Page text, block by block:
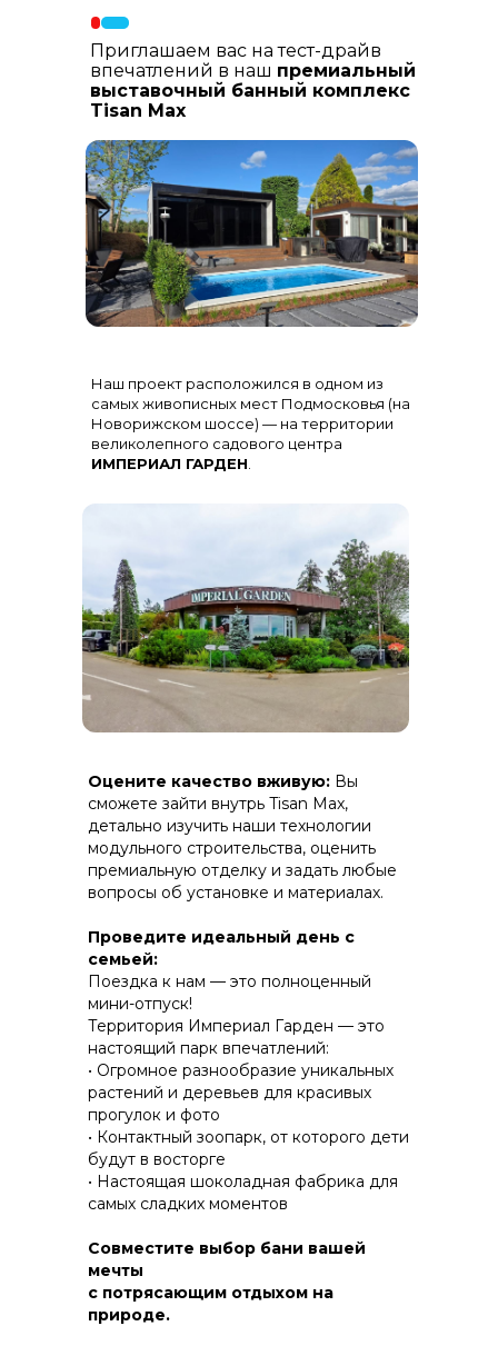
Приглашаем вас на тест-драйв
впечатлений в наш премиальный
выставочный банный комплекс
Tisan Max
Оцените качество вживую: Вы
сможете зайти внутрь Tisan Max,
детально изучить наши технологии
модульного строительства, оценить
премиальную отделку и задать любые
вопросы об установке и материалах.
Проведите идеальный день с
семьей:
Поездка к нам — это полноценный
мини-отпуск!
Территория Империал Гарден — это
настоящий парк впечатлений:
• Огромное разнообразие уникальных
растений и деревьев для красивых
прогулок и фото
• Контактный зоопарк, от которого дети
будут в восторгe
• Настоящая шоколадная фабрика для
самых сладких моментов
Совместите выбор бани вашей
мечты
с потрясающим отдыхом на
природе.
Наш проект расположился в одном из
самых живописных мест Подмосковья (на
Новорижском шоссе) — на территории
великолепного садового центра
ИМПЕРИАЛ ГАРДЕН
(дерево-полимерный композит) на
скрытом крепеже.
алюминиевыми импостами
черного цвета для жесткости и
стиля
лиственницы, шлифованный
керамогранит
ПРАКТИЧНОСТЬ И ЗАЩИТА ОТ НЕПОГОДЫ
КОНСТРУКТИВ И
ЭНЕРГОЭФФЕКТИВНОСТЬ